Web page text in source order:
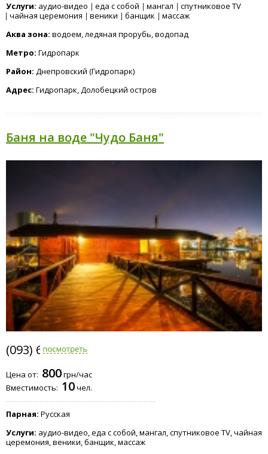
Услуги: аудио-видео еда с собой мангал
спутниковое TV
чайная церемония
веники банщик
массаж
Аква зона: водоем, ледяная прорубь, водопад
Метро: Гидропарк
Район: Днепровский (Гидропарк)
Адрес: Гидропарк, Долобецкий остров
Баня на воде "Чудо Баня"
(093) 645-0310
Цена от: 800грн/час
Вместимость: 10чел.
Парная: Русская
Услуги: аудио-видео, еда с собой, мангал, спутниковое TV, чайная
церемония, веники, банщик, массаж